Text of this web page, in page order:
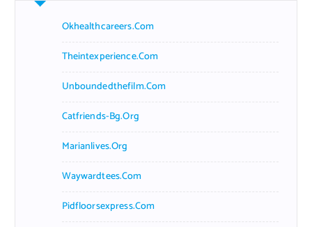
Okhealthcareers.com
Theintexperience.com
Unboundedthefilm.com
Catfriends-Bg.org
Marianlives.org
Waywardtees.com
Pidfloorsexpress.com